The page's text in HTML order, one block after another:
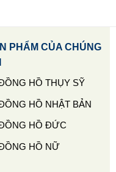
PHẨM CỦA CHÚNG
HỒ THỤY SỸ
HỒ NHẬT BẢN
HỒ ĐỨC
HỒ NỮ